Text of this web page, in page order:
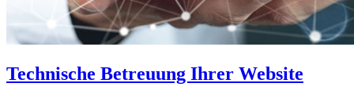
Technische Betreuung Ihrer Website